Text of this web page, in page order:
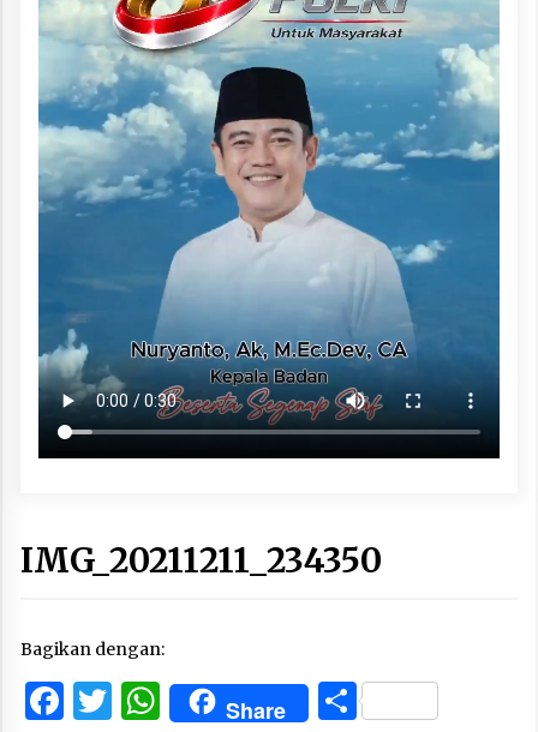
IMG_20211211_234350
Bagikan dengan:
Facebook
Twitter
WhatsApp
Share Share